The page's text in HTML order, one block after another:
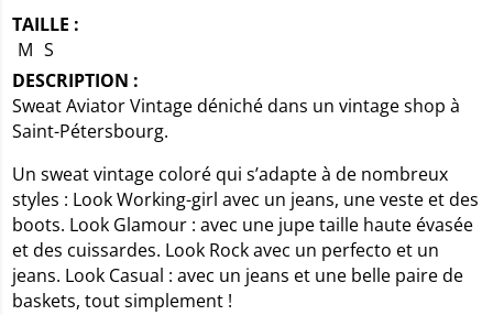
TAILLE :
M S
DESCRIPTION :
Sweat Aviator Vintage déniché dans un vintage shop à
Saint-Pétersbourg.
Un sweat vintage coloré qui s’adapte à de nombreux
styles : Look Working-girl avec un jeans, une veste et des
boots. Look Glamour : avec une jupe taille haute évasée
et des cuissardes. Look Rock avec un perfecto et un
jeans. Look Casual : avec un jeans et une belle paire de
baskets, tout simplement !